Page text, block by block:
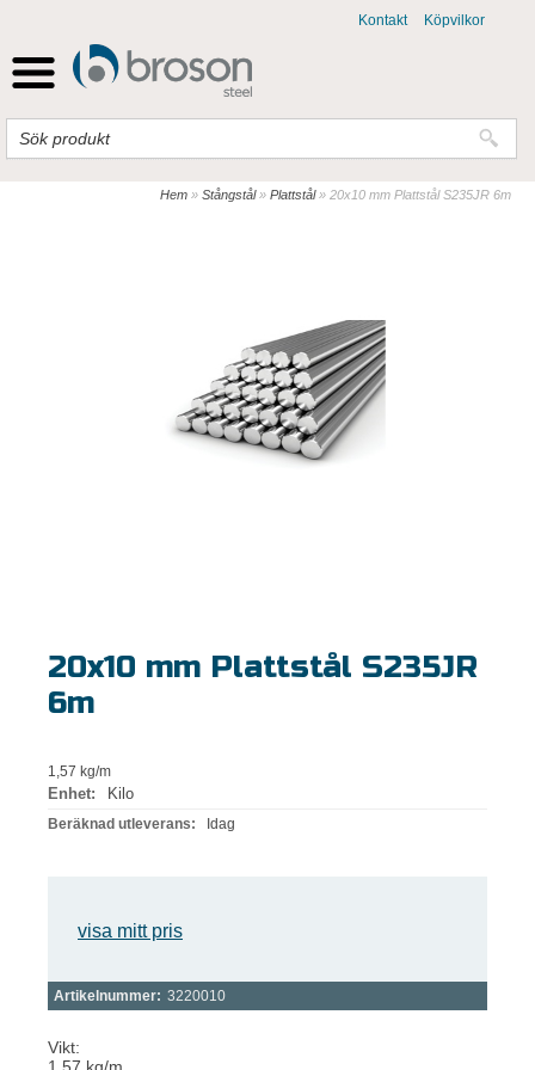
Kontakt Köpvilkor
Hem » Stångstål» Plattstål» 20x10 mm Plattstål S235JR 6m
20x10 mm Plattstål S235JR
6m
1,57 kg/m
Enhet: Kilo
Beräknad utleverans: Idag
visa mitt pris
Artikelnummer: 3220010
Vikt: